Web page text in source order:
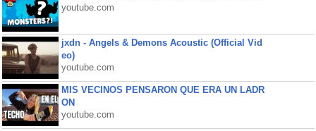
youtube.com
jxdn - Angels & Demons Acoustic (Official Vid
eo)
youtube.com
MIS VECINOS PENSARON QUE ERA UN LADR
ON
youtube.com